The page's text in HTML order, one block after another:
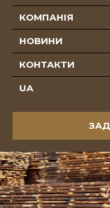
КОМПАНІЯ
НОВИНИ
КОНТАКТИ
UA